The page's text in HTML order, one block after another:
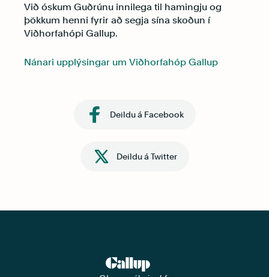
Við óskum Guðrúnu innilega til hamingju og
þökkum henni fyrir að segja sína skoðun í
Viðhorfahópi Gallup.
Nánari upplýsingar um Viðhorfahóp Gallup
Deildu á Facebook
Deildu á Twitter